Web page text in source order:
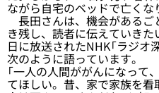
ながら自宅のベッドで亡くな
長田さんは、機会があるご
き残し、読者に伝えていきた
日に放送されたNHK「ラジオ
次のように語っています。
「一人の人間ががんになって
てほしい。昔、家で家族を看